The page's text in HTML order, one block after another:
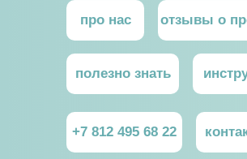
про нас отзывы о
полезно знать
+7 812 495 68 22